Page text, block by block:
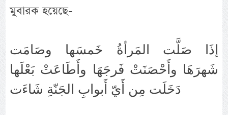
মুবারক হয়েছে-
إذَا صَلَّت المَرأةُ خَمسَها وصَامَت
شَهرَهَا وأَحْصَنَتْ فَرجَهَا وأَطَاعَتْ بَعْلَها
دَخَلَت مِن أَيّ أَبوابِ الجَنّةِ شَاءَت